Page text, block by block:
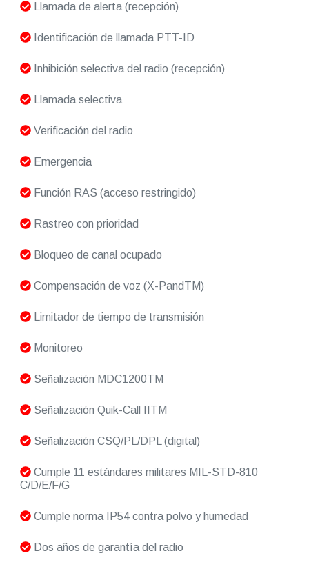
Llamada de alerta (recepción)
Identificación de llamada PTT-ID
Inhibición selectiva del radio (recepción)
Llamada selectiva
Verificación del radio
Emergencia
Función RAS (acceso restringido)
Rastreo con prioridad
Bloqueo de canal ocupado
Compensación de voz (X-PandTM)
Limitador de tiempo de transmisión
Monitoreo
Señalización MDC1200TM
Señalización Quik-Call IITM
Señalización CSQ/PL/DPL (digital)
Cumple 11 estándares militares MIL-STD-810
C/D/E/F/G
Cumple norma IP54 contra polvo y humedad
Dos años de garantía del radio